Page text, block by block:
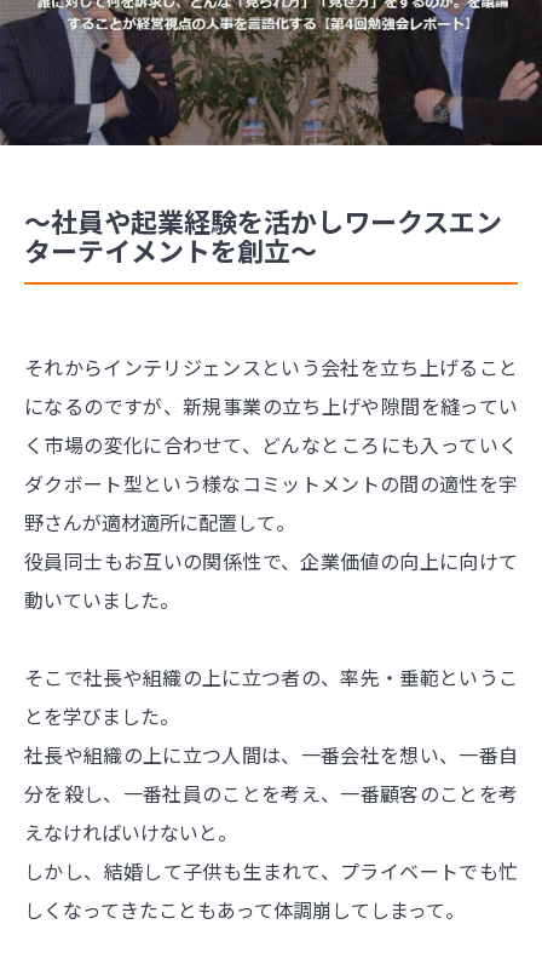
～社員や起業経験を活かしワークスエン
ターテイメントを創立～
それからインテリジェンスという会社を立ち上げること
になるのですが、新規事業の立ち上げや隙間を縫ってい
く市場の変化に合わせて、どんなところにも入っていく
ダクボート型という様なコミットメントの間の適性を宇
野さんが適材適所に配置して。
役員同士もお互いの関係性で、企業価値の向上に向けて
動いていました。
そこで社長や組織の上に立つ者の、率先・垂範というこ
とを学びました。
社長や組織の上に立つ人間は、一番会社を想い、一番自
分を殺し、一番社員のことを考え、一番顧客のことを考
えなければいけないと。
しかし、結婚して子供も生まれて、プライベートでも忙
しくなってきたこともあって体調崩してしまって。